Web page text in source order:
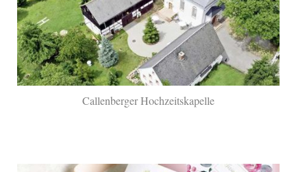
Callenberger Hochzeitskapelle